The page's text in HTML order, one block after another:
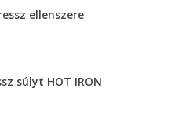
ellenszere
súlyt HOT IRON